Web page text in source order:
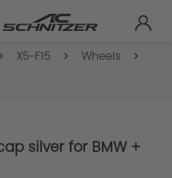
X5-F15
Wheels
silver for BMW +